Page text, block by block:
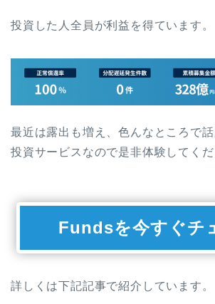
投資した人全員が利益を得ています。
最近は露出も増え、色んなところで
投資サービスなので是非体験してくだ
Fundsを今すぐチ
詳しくは下記記事で紹介しています。